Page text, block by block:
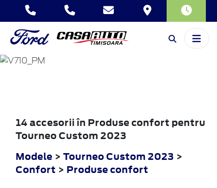
TOURNEO
CUSTOM
14 accesorii în Produse confort pentru
Tourneo Custom 2023
Modele > Tourneo Custom 2023 >
Confort > Produse confort